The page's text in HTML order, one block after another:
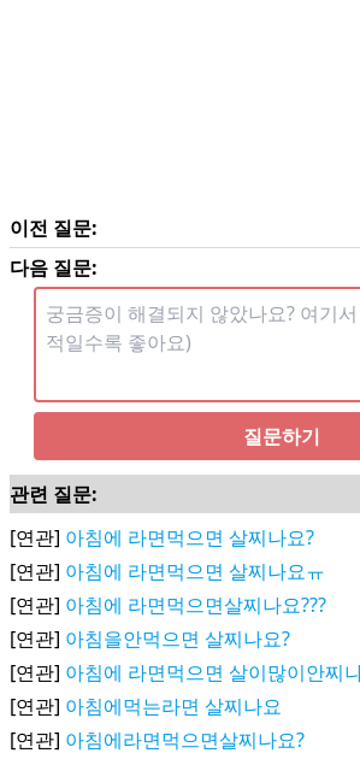
이전 질문:
다음 질문:
질문하기
관련 질문:
[연관] 아침에 라면먹으면 살찌나요?
[연관] 아침에 라면먹으면 살찌나요ㅠ
[연관] 아침에 라면먹으면살찌나요???
[연관] 아침을안먹으면 살찌나요?
[연관] 아침에 라면먹으면 살이많이안찌
[연관] 아침에먹는라면 살찌나요
[연관] 아침에라면먹으면살찌나요?